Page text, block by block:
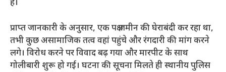
है।
प्राप्त जानकारी के अनुसार, एक पक्ष जमीन की घेराबंदी कर रहा था,
तभी कुछ असामाजिक तत्व वहां पहुंचे और रंगदारी की मांग करने
लगे। विरोध करने पर विवाद बढ़ गया और मारपीट के साथ
गोलीबारी शुरू हो गई। घटना की सूचना मिलते ही स्थानीय पुलिस